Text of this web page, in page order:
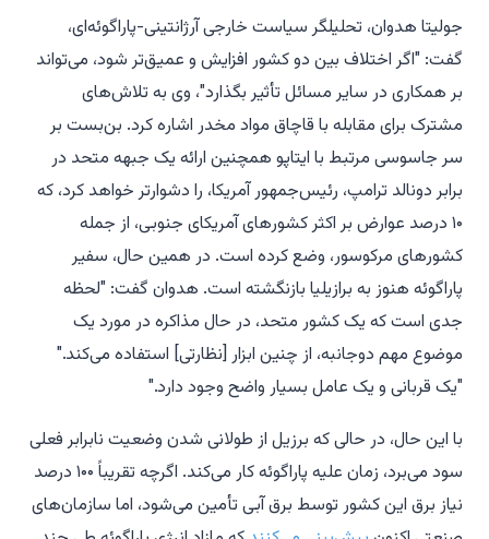
جولیتا هدوان، تحلیلگر سیاست خارجی آرژانتینی-پاراگوئه‌ای،
گفت: "اگر اختلاف بین دو کشور افزایش و عمیق‌تر شود، می‌تواند
بر همکاری در سایر مسائل تأثیر بگذارد"، وی به تلاش‌های
مشترک برای مقابله با قاچاق مواد مخدر اشاره کرد. بن‌بست بر
سر جاسوسی مرتبط با ایتاپو همچنین ارائه یک جبهه متحد در
برابر دونالد ترامپ، رئیس‌جمهور آمریکا، را دشوارتر خواهد کرد، که
۱۰ درصد عوارض بر اکثر کشورهای آمریکای جنوبی، از جمله
کشورهای مرکوسور، وضع کرده است. در همین حال، سفیر
پاراگوئه هنوز به برازیلیا بازنگشته است. هدوان گفت: "لحظه
جدی است که یک کشور متحد، در حال مذاکره در مورد یک
موضوع مهم دوجانبه، از چنین ابزار [نظارتی] استفاده می‌کند."
"یک قربانی و یک عامل بسیار واضح وجود دارد."
با این حال، در حالی که برزیل از طولانی شدن وضعیت نابرابر فعلی
سود می‌برد، زمان علیه پاراگوئه کار می‌کند. اگرچه تقریباً ۱۰۰ درصد
نیاز برق این کشور توسط برق آبی تأمین می‌شود، اما سازمان‌های